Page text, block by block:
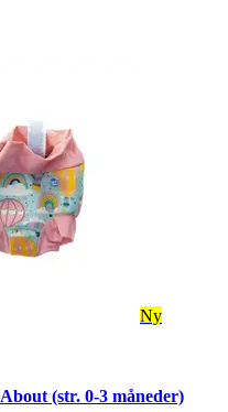
Ny
(str. 0-3 måneder)